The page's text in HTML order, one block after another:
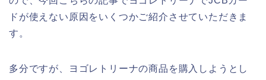
ドが使えない原因をいくつかご紹介させていただきま
す。
多分ですが、ヨゴレトリーナの商品を購入しようとし